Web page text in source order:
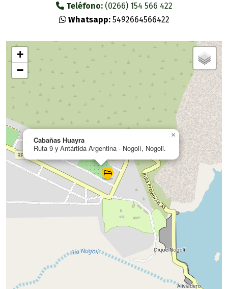
Teléfono:(0266) 154 566 422
Whatsapp:5492664566422